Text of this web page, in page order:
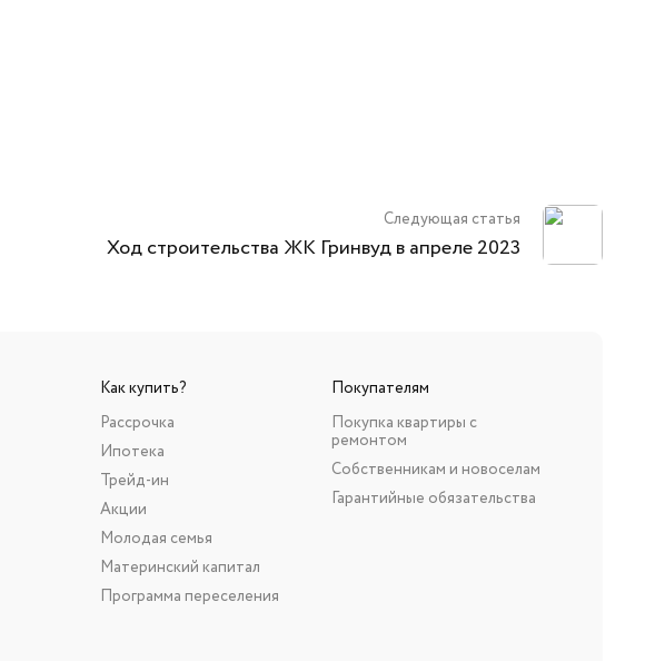
Следующая статья
Ход строительства ЖК Гринвуд в апреле 2023
Как купить?
Рассрочка
Ипотека
Трейд-ин
Акции
Молодая семья
Материнский капитал
Программа переселения
Покупателям
Покупка квартиры с
ремонтом
Собственникам и новоселам
Гарантийные обязательства